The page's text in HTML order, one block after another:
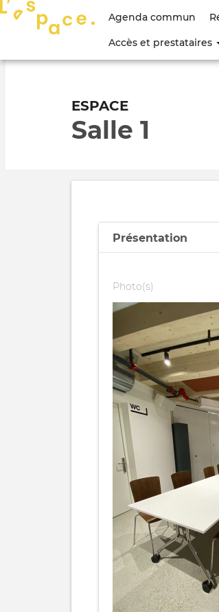
Menu
compte
l'utilisateur
Agenda commun
Accès et prestataires
ESPACE
Salle 1
Présentation
Photo(s)